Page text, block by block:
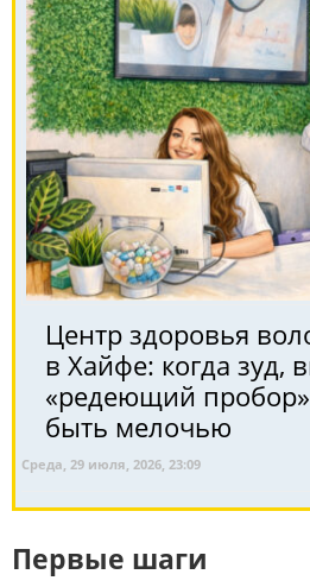
Центр здоровья
в Хайфе: когда зуд,
«редеющий
быть мелочью
Среда, 29 июля, 2026, 23:09
Первые шаги